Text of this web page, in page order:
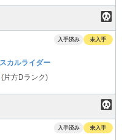
入手済み 未入手
スカルライダー
(片方Dランク)
入手済み 未入手